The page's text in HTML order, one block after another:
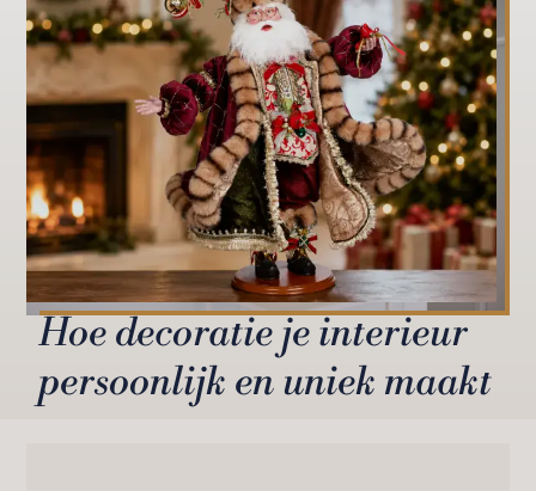
Hoe decoratie je interieur
persoonlijk en uniek maakt